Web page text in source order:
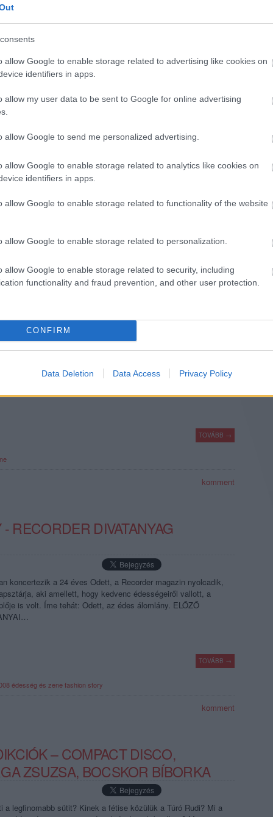
allow Google to enable storage related to advertising like cookies on
identifiers in apps.
allow my user data to be sent to Google for online advertising
allow Google to send me personalized advertising.
allow Google to enable storage related to analytics like cookies on
identifiers in apps.
allow Google to enable storage related to functionality of the website
allow Google to enable storage related to personalization.
allow Google to enable storage related to security, including
functionality and fraud prevention, and other user protection.
CONFIRM
Data Deletion Data Access Privacy Policy
és zene
ALKALMAS - VOL. 1.: TORTA,
csokis-, tortás-, sütis-, fagyis-, nyalókás-borítókat bemutató
Kezdésként - a december 24-i sütés-főzéshez igazítva…
komment
– PÁSZTOR ANNA
édesség a magyar zenészek-énekesek körében? Mi az a
be a Tibi csokinak, hogy nehogy le merjék állítani kedvenc
TOVÁBB →
komment
RECORDER DIVATANYAG
koncertezik a 24 éves Odett, a Recorder magazin nyolcadik,
aki amellett, hogy kedvenc édességeiről vallott, a
is volt. Íme tehát: Odett, az édes álomlány. ELŐZŐ
TOVÁBB →
édesség és zenefashion story
komment
– COMPACT DISCO,
ZSUZSA, BOCSKOR BÍBORKA
a legfinomabb sütit? Kinek a fétise közülük a Túró Rudi? Mi a